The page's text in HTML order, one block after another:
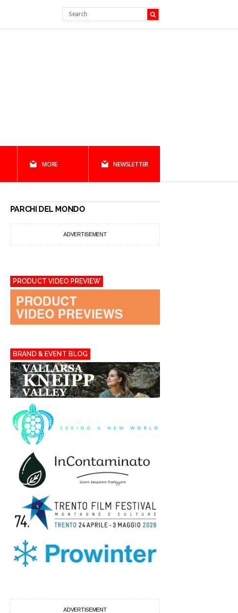
MORE NEWSLETTER
PARCHI DEL MONDO
ADVERTISEMENT
PRODUCT VIDEO PREVIEW
BRAND & EVENT BLOG
ADVERTISEMENT